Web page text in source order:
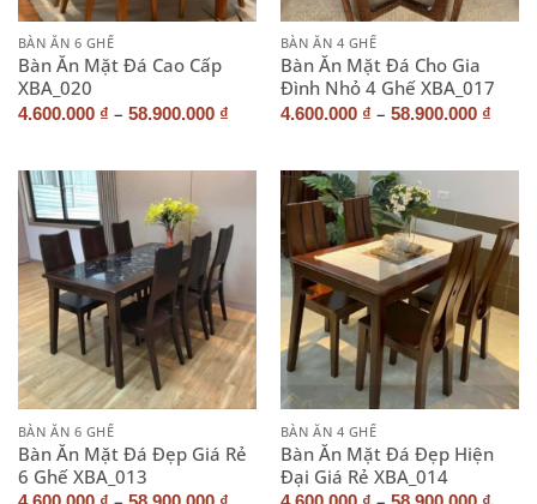
BÀN ĂN 6 GHẾ
Bàn Ăn Mặt Đá Cao Cấp
XBA_020
4.600.000 ₫ – 58.900.000 ₫
BÀN ĂN 4 GHẾ
Bàn Ăn Mặt Đá Cho Gia
Đình Nhỏ 4 Ghế XBA_017
4.600.000 ₫ – 58.900.000 ₫
BÀN ĂN 6 GHẾ
Bàn Ăn Mặt Đá Đẹp Giá Rẻ
6 Ghế XBA_013
BÀN ĂN 4 GHẾ
Bàn Ăn Mặt Đá Đẹp Hiện
Đại Giá Rẻ XBA_014